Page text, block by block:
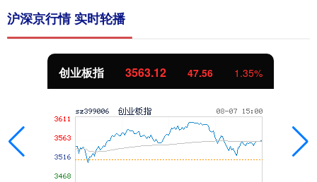
沪深京行情 实时轮播
创业板指 3563.12 47.56 1.35%